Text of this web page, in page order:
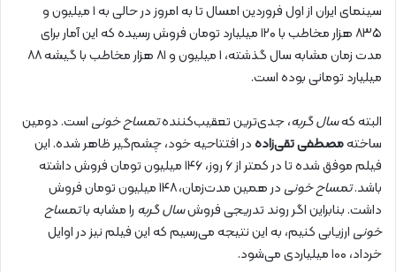
سینمای ایران از اول فروردین امسال تا به امروز در حالی به ۱ میلیون و
۸۳۵ هزار مخاطب با ۱۲۰ میلیارد تومان فروش رسیده که این آمار برای
مدت زمان مشابه سال گذشته، ۱ میلیون و ۸۱ هزار مخاطب با گیشه ۸۸
میلیارد تومانی بوده است.
البته کهسال گربه، جدی‌ترین تعقیب‌کنندهتمساح خونیاست. دومین
ساختهمصطفی تقی‌زادهدر افتتاحیه خود، چشم‌گیر ظاهر شده. این
فیلم موفق شده تا در کمتر از ۶ روز، ۱۴۶ میلیون تومان فروش داشته
باشد.تمساح خونی
در همین مدت‌زمان، ۱۴۸ میلیون تومان فروش
داشت. بنابراین اگر روند تدریجی فروشسال گربه را مشابه باتمساح
خونیارزیابی کنیم، به این نتیجه می‌رسیم که این فیلم نیز در اوایل
خرداد، ۱۰۰ میلیاردی می‌شود.